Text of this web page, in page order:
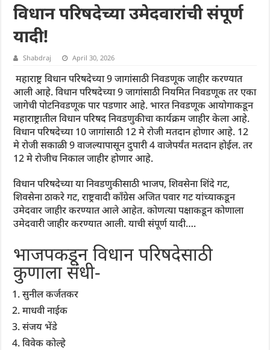
विधान परिषदेच्या उमेदवारांची संपूर्ण
यादी!
Shabdraj April 30, 2026
महाराष्ट्र विधान परिषदेच्या 9 जागांसाठी निवडणूक जाहीर करण्यात
आली आहे. विधान परिषदेच्या 9 जागांसाठी नियमित निवडणूक तर एका
जागेची पोटनिवडणूक पार पडणार आहे. भारत निवडणूक आयोगाकडून
महाराष्ट्रातील विधान परिषद निवडणुकीचा कार्यक्रम जाहीर केला आहे.
विधान परिषदेच्या 10 जागांसाठी 12 मे रोजी मतदान होणार आहे. 12
मे रोजी सकाळी 9 वाजल्यापासून दुपारी 4 वाजेपर्यंत मतदान होईल. तर
12 मे रोजीच निकाल जाहीर होणार आहे.
विधान परिषदेच्या या निवडणुकीसाठी भाजप, शिवसेना शिंदे गट,
शिवसेना ठाकरे गट, राष्ट्रवादी काँग्रेस अजित पवार गट यांच्याकडून
उमेदवार जाहीर करण्यात आले आहेत. कोणत्या पक्षाकडून कोणाला
उमेदवारी जाहीर करण्यात आली. याची संपूर्ण यादी….
भाजपकडून विधान परिषदेसाठी
कुणाला संधी-
सुनील कर्जतकर
माधवी नाईक
संजय भेंडे
विवेक कोल्हे